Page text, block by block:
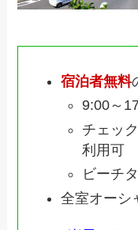
宿泊者無料
9:00～
チェッ
利用可
ビーチ
全室オーシ